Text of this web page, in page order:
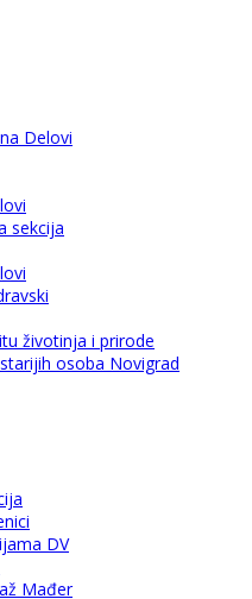
Delovi
sekcija
životinja i prirode
osoba Novigrad
DV
Mađer